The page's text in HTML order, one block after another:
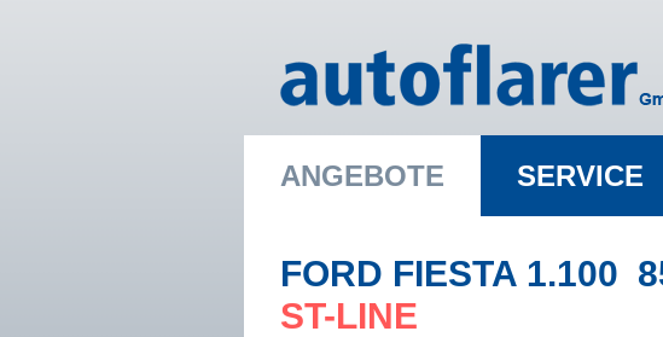
ANGEBOTE SERVICE
FORD FIESTA 1.100
​ST-LINE